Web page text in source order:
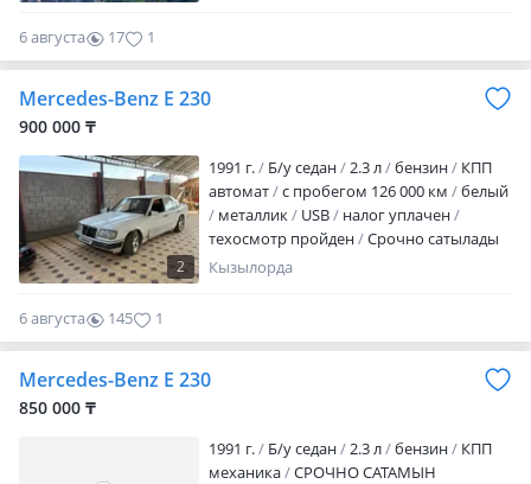
6 августа 17 1
Mercedes-Benz E 230
900 000 ₸
2
1991 г. Б/у седан 2.3 л бензин
КПП
автомат
с пробегом 126 000 км
белый
металлик
USB
налог уплачен
техосмотр пройден
Срочно сатылады
прям срочно
Кызылорда
6 августа 145 1
Mercedes-Benz E 230
850 000 ₸
1991 г. Б/у седан 2.3 л бензин
КПП
механика
СРОЧНО САТАМЫН